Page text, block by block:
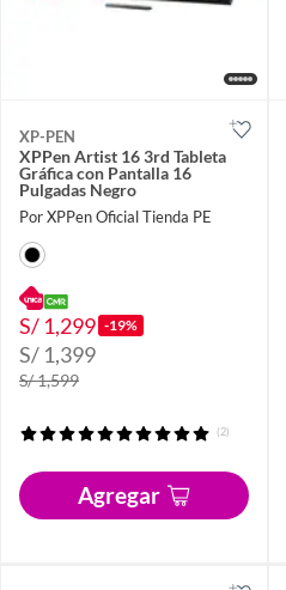
XP-PEN
XPPen Artist 16 3rd Tableta
Gráfica con Pantalla 16
Pulgadas Negro
Por XPPen Oficial Tienda PE
S/ 1,299 -19%
S/ 1,399
S/ 1,599
(2)
Agregar